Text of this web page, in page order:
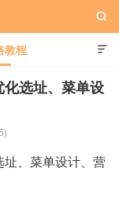

教程

选址、菜单设
、菜单设计、营